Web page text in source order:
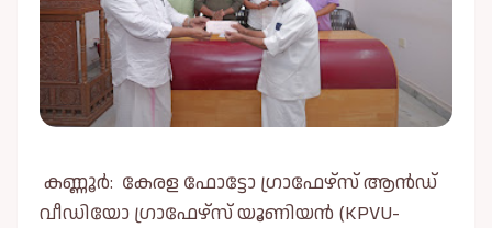
കണ്ണൂർ: കേരള ഫോട്ടോ ഗ്രാഫേഴ്‌സ് ആൻഡ്
വീഡിയോ ഗ്രാഫേഴ്‌സ് യൂണിയൻ (KPVU-